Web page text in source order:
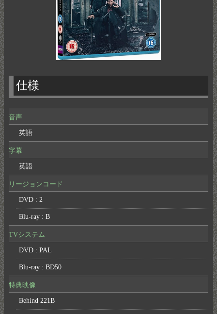
仕様
音声
英語
字幕
英語
リージョンコード
DVD : 2
Blu-ray : B
TVシステム
DVD : PAL
Blu-ray : BD50
特典映像
Behind 221B